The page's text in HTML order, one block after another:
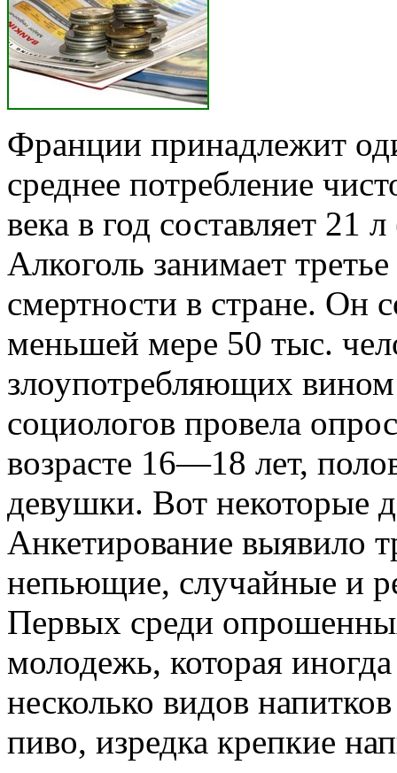
Франции принадлежит
сред­нее потребление
века в год составляет 21
Алкоголь занимает
смертности в стране. Он
меньшей мере 50 тыс.
злоупотребляющих
социологов провела
возрасте 16—18 лет,
девушки. Вот некоторые
Анкетирование выявило
непьющие, случайные и
Первых среди
молодежь, которая
несколько видов
пиво, изредка крепкие